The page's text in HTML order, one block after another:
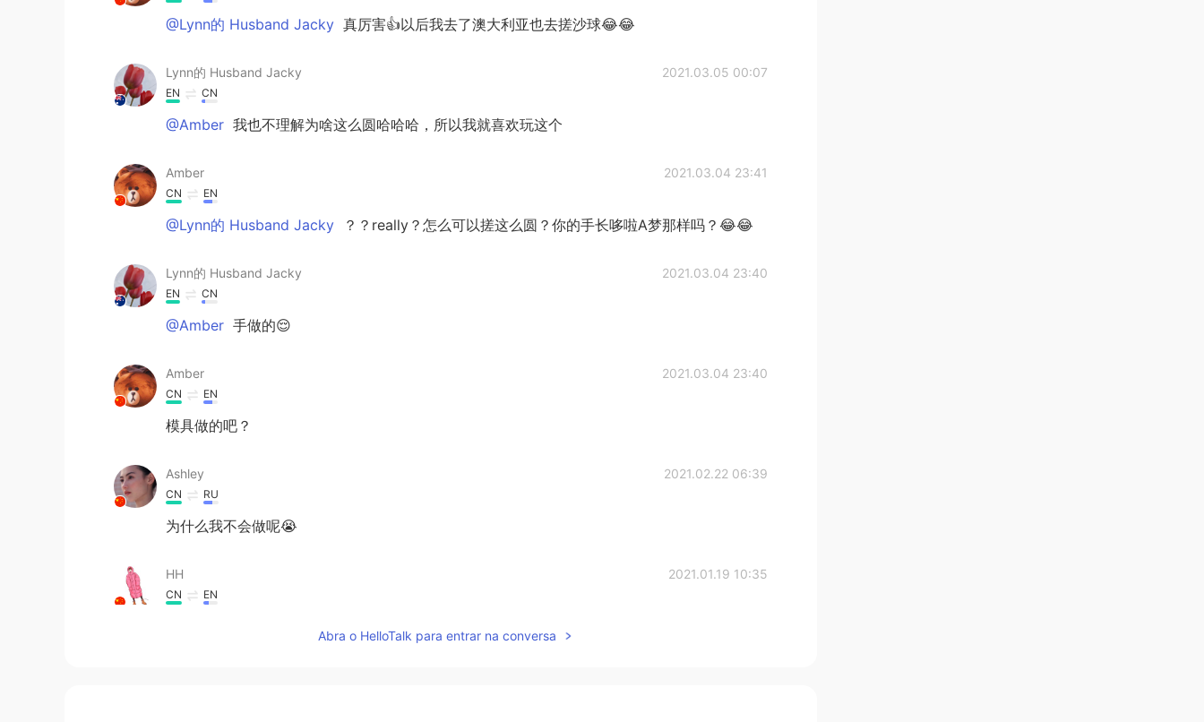
@Lynn的 Husband Jacky 真厉害👍以后我去了澳大利亚也去搓沙球😂😂
Lynn的 Husband Jacky 2021.03.05 00:07
EN CN
@Amber 我也不理解为啥这么圆哈哈哈，所以我就喜欢玩这个
Amber 2021.03.04 23:41
CN EN
@Lynn的 Husband Jacky ？？really？怎么可以搓这么圆？你的手长哆啦A梦那样吗？😂😂
Lynn的 Husband Jacky 2021.03.04 23:40
EN CN
@Amber 手做的😌
Amber 2021.03.04 23:40
CN EN
模具做的吧？
Ashley 2021.02.22 06:39
CN RU
为什么我不会做呢😭
HH 2021.01.19 10:35
CN EN
Abra o HelloTalk para entrar na conversa